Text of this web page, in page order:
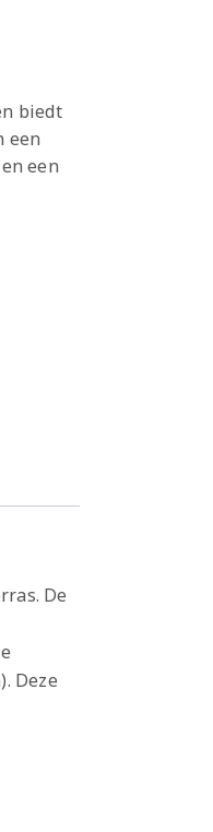
biedt
een
een
De
Deze